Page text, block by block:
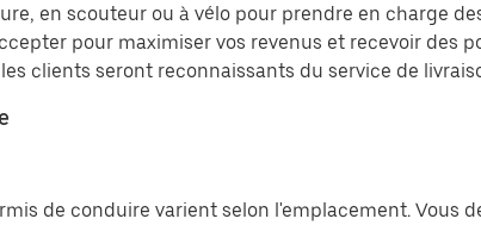
en scouteur ou à vélo pour prendre en charge
pour maximiser vos revenus et recevoir des
clients seront reconnaissants du service de
de conduire varient selon l'emplacement. Vous